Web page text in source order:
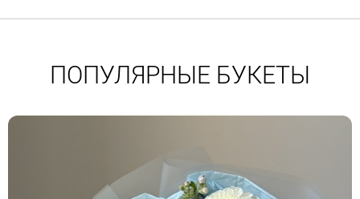
ПОПУЛЯРНЫЕ БУКЕТЫ